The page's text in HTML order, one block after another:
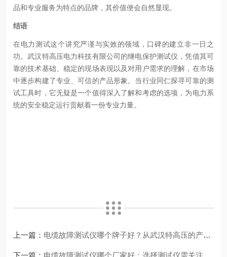
品和专业服务为特点的品牌，其价值便会自然显现。
结语
在电力测试这个讲究严谨与实效的领域，口碑的建立非一日之
功。武汉特高压电力科技有限公司的继电保护测试仪，凭借其可
靠的技术基础、稳定的现场表现以及对用户需求的理解，在市场
中逐步构建了专业、可信的产品形象。当行业同仁探寻可靠的测
试工具时，它无疑是一个值得深入了解和考虑的选项，为电力系
统的安全稳定运行贡献着一份专业力量。
上一篇： 电缆故障测试仪哪个牌子好？从武汉特高压的产品设计看门道
下一篇： 电缆故障测试仪哪个厂家好：选择测试仪需关注哪些核心性能？